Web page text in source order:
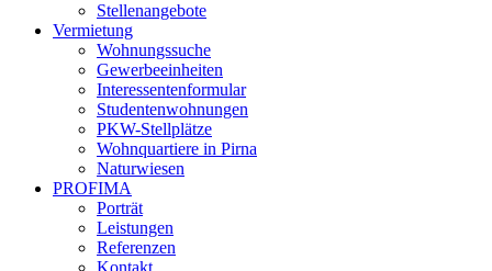
Stellenangebote
Vermietung
Wohnungssuche
Gewerbeeinheiten
Interessentenformular
Studentenwohnungen
PKW-Stellplätze
Wohnquartiere in Pirna
Naturwiesen
PROFIMA
Porträt
Leistungen
Referenzen
Kontakt